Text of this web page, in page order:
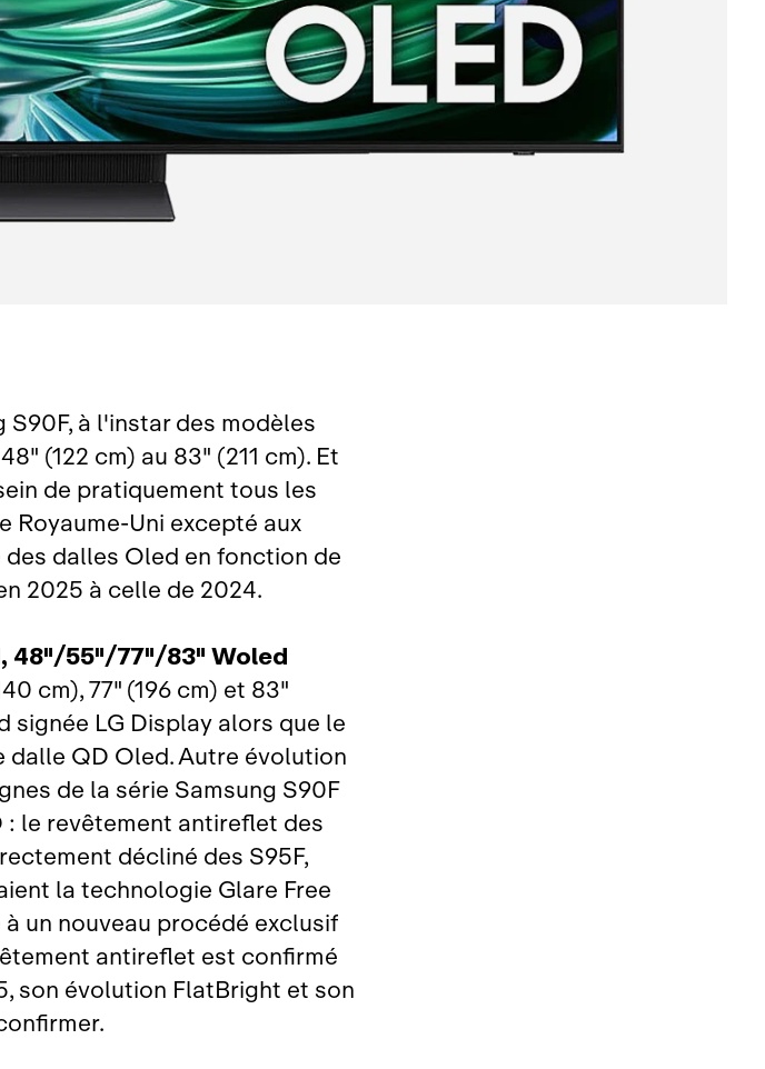
à l'instar des modèles
(122 cm) au 83" (211 cm). Et
de pratiquement tous les
excepté aux
dalles Oled en fonction de
2025 à celle de 2024.
48"/55"/77"/83" Woled
cm), 77" (196 cm) et 83"
LG Display alors que le
dalle QD Oled. Autre évolution
de la série Samsung S90F
le revêtement antireflet des
décliné des S95F,
la technologie Glare Free
un nouveau procédé exclusif
antireflet est confirmé
son évolution FlatBright et son